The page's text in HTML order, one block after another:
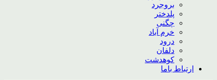
بروجرد
پلدختر
چگنی
خرم آباد
درود
دلفان
کوهدشت
ارتباط باما